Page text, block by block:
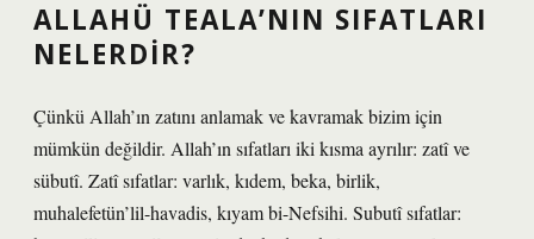
ALLAHÜ TEALA’NIN SIFATLARI
NELERDIR?
Çünkü Allah’ın zatını anlamak ve kavramak bizim için
mümkün değildir. Allah’ın sıfatları iki kısma ayrılır: zatî ve
sübutî. Zatî sıfatlar: varlık, kıdem, beka, birlik,
muhalefetün’lil-havadis, kıyam bi-Nefsihi. Subutî sıfatlar: